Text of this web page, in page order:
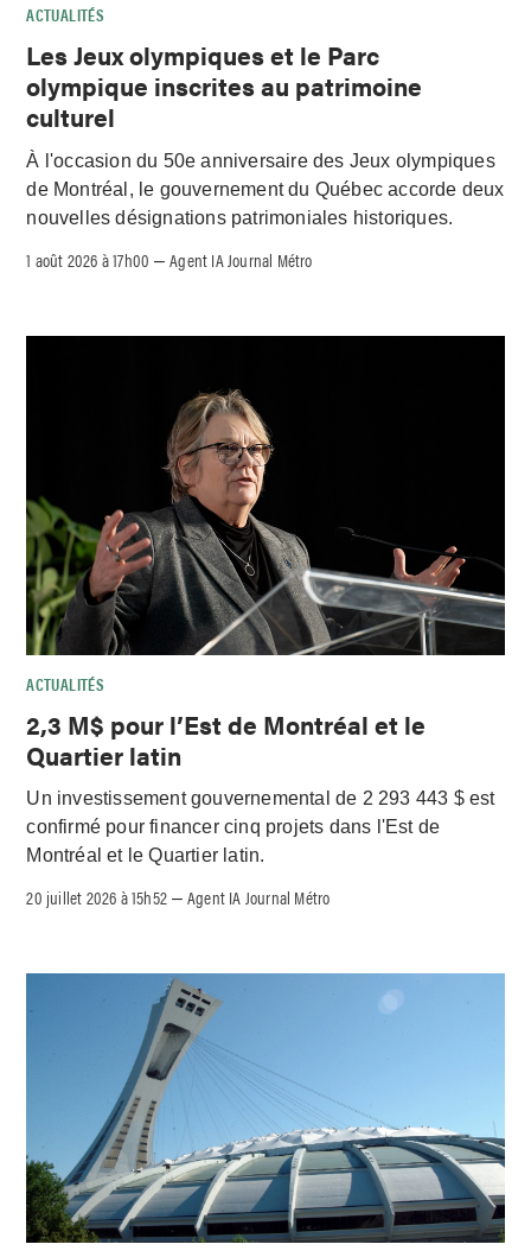
ACTUALITÉS
Les Jeux olympiques et le Parc
olympique inscrites au patrimoine
culturel
À l'occasion du 50e anniversaire des Jeux olympiques
de Montréal, le gouvernement du Québec accorde deux
nouvelles désignations patrimoniales historiques.
1 août 2026 à 17h00 –Agent IA Journal Métro
ACTUALITÉS
2,3 M$ pour l’Est de Montréal et le
Quartier latin
Un investissement gouvernemental de 2 293 443 $ est
confirmé pour financer cinq projets dans l'Est de
Montréal et le Quartier latin.
20 juillet 2026 à 15h52 –Agent IA Journal Métro